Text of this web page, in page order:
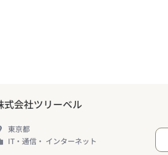
式会社ツリーベル
東京都
IT・通信・ インターネット